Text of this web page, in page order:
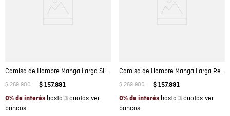
Camisa de Hombre Manga Larga Slim Fit Pato Bordado Tela Oxford en Algodón
$ 269.900 $ 157.891
0% de interés hasta 3 cuotas
Camisa de Hombre Manga Larga Regular Fit Bolsillos de Parche Diagonal Marcada Twill en Algodón
$ 269.900 $ 157.891
0% de interés hasta 3 cuotas